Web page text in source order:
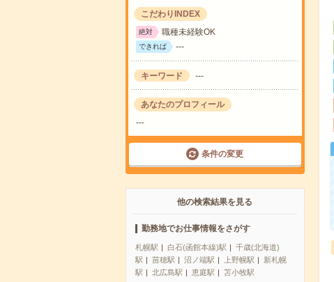
こだわりINDEX
絶対 職種未経験OK
できれば ---
キーワード ---
あなたのプロフィール
---
条件の変更
他の検索結果を見る
勤務地でお仕事情報をさがす
札幌駅 白石(函館本線)駅
千歳(北海道)
駅
苗穂駅 沼ノ端駅 上野幌駅
新札幌
駅
北広島駅 恵庭駅 苫小牧駅